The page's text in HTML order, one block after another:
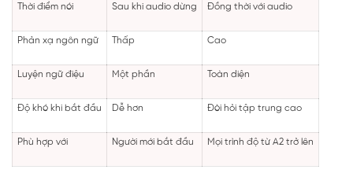
Thời điểm nói Sau khi audio dừng Đồng thời với audio
Phản xạ ngôn ngữ Thấp Cao
Luyện ngữ điệu Một phần Toàn diện
Độ khó khi bắt đầu Dễ hơn Đòi hỏi tập trung cao
Phù hợp với Người mới bắt đầu Mọi trình độ từ A2 trở lên